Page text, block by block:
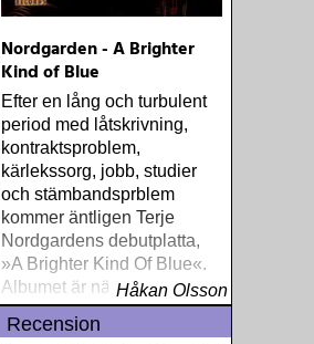
Nordgarden - A Brighter
Kind of Blue
Efter en lång och turbulent
period med låtskrivning,
kontraktsproblem,
kärlekssorg, jobb, studier
och stämbandsprblem
kommer äntligen Terje
Nordgardens debutplatta,
»A Brighter Kind Of Blue«.
Albumet är nära, enkelt och
ärligt och handlar om
upplevelser och historier
Håkan Olsson
Recension